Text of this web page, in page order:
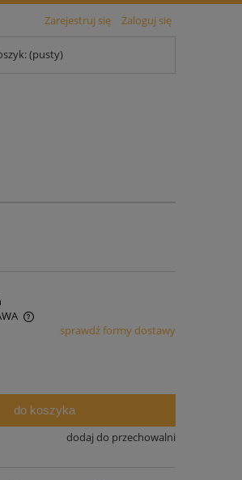
Zarejestruj się Zaloguj się
(pusty)
sprawdź formy dostawy
do koszyka
dodaj do przechowalni